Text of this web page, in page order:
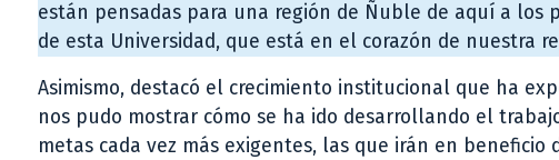
están pensadas para una región de Ñuble de aquí a los
de esta Universidad, que está en el corazón de nuestra
Asimismo, destacó el crecimiento institucional que ha
nos pudo mostrar cómo se ha ido desarrollando el
metas cada vez más exigentes, las que irán en